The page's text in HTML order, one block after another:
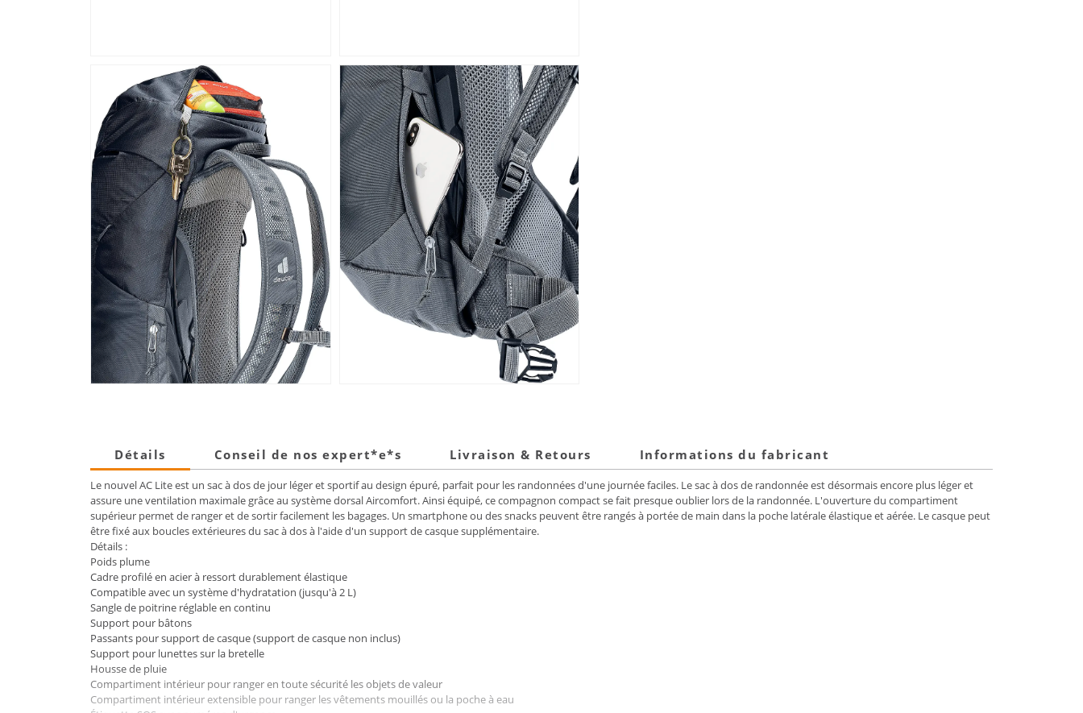
Détails Conseil de nos expert*e*s Livraison & Retours Informations du fabricant
Le nouvel AC Lite est un sac à dos de jour léger et sportif au design épuré, parfait pour les randonnées d'une journée faciles. Le sac à dos de randonnée est désormais encore plus léger et
assure une ventilation maximale grâce au système dorsal Aircomfort. Ainsi équipé, ce compagnon compact se fait presque oublier lors de la randonnée. L'ouverture du compartiment
supérieur permet de ranger et de sortir facilement les bagages. Un smartphone ou des snacks peuvent être rangés à portée de main dans la poche latérale élastique et aérée. Le casque peut
être fixé aux boucles extérieures du sac à dos à l'aide d'un support de casque supplémentaire.
Détails :
Poids plume
Cadre profilé en acier à ressort durablement élastique
Compatible avec un système d'hydratation (jusqu'à 2 L)
Sangle de poitrine réglable en continu
Support pour bâtons
Passants pour support de casque (support de casque non inclus)
Support pour lunettes sur la bretelle
Housse de pluie
Compartiment intérieur pour ranger en toute sécurité les objets de valeur
Compartiment intérieur extensible pour ranger les vêtements mouillés ou la poche à eau